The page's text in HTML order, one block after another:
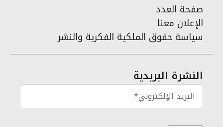
صفحة العدد
الإعلان معنا
سياسة حقوق الملكية الفكرية والنشر
النشرة البريدية